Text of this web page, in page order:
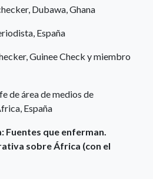
Dubawa, Ghana
España
Guinee Check y miembro
de área de medios de
España
Fuentes que enferman.
sobre África (con el